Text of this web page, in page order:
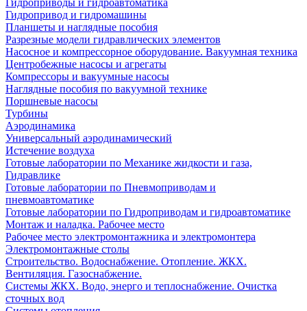
Гидроприводы и гидроавтоматика
Гидропривод и гидромашины
Планшеты и наглядные пособия
Разрезные модели гидравлических элементов
Насосное и компрессорное оборудование. Вакуумная техника
Центробежные насосы и агрегаты
Компрессоры и вакуумные насосы
Наглядные пособия по вакуумной технике
Поршневые насосы
Турбины
Аэродинамика
Универсальный аэродинамический
Истечение воздуха
Готовые лаборатории по Механике жидкости и газа,
Гидравлике
Готовые лаборатории по Пневмоприводам и
пневмоавтоматике
Готовые лаборатории по Гидроприводам и гидроавтоматике
Монтаж и наладка. Рабочее место
Рабочее место электромонтажника и электромонтера
Электромонтажные столы
Строительство. Водоснабжение. Отопление. ЖКХ.
Вентиляция. Газоснабжение.
Системы ЖКХ. Водо, энерго и теплоснабжение. Очистка
сточных вод